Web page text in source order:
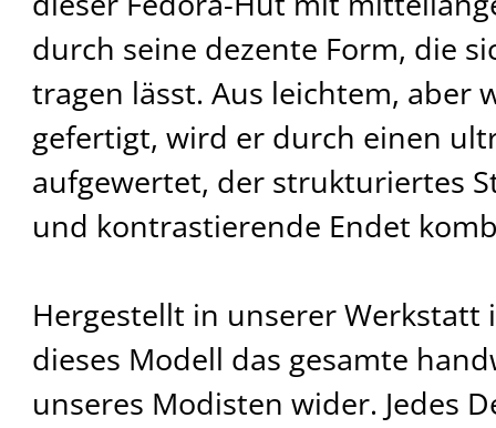
durch seine dezente Form, die
tragen lässt. Aus leichtem, aber
gefertigt, wird er durch einen
aufgewertet, der strukturiertes
und kontrastierende Endet
Hergestellt in unserer Werkstatt
dieses Modell das gesamte
unseres Modisten wider. Jedes